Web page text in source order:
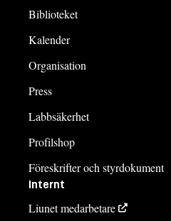
Biblioteket
Kalender
Organisation
Press
Labbsäkerhet
Profilshop
Föreskrifter och styrdokument
Internt
Liunet medarbetare